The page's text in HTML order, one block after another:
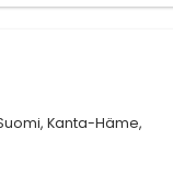
Kanta-Häme,